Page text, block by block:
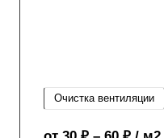
Очистка вентиляции